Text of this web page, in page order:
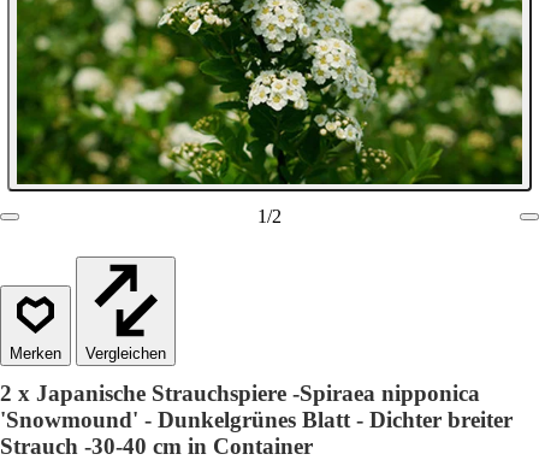
1/2
Vergleichen
2 x Japanische Strauchspiere -Spiraea nipponica
'Snowmound' - Dunkelgrünes Blatt - Dichter breiter
Strauch -30-40 cm in Container